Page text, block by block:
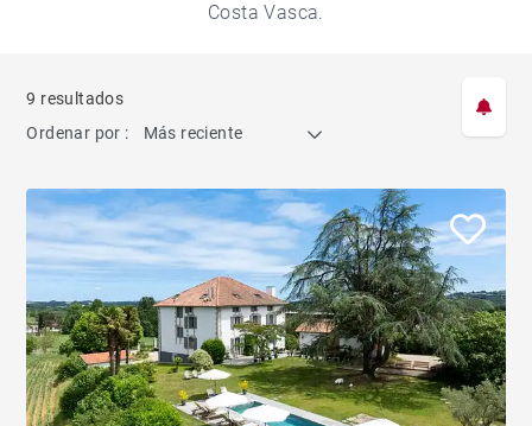
Costa Vasca.
9 resultados
Ordenar por :
Más reciente